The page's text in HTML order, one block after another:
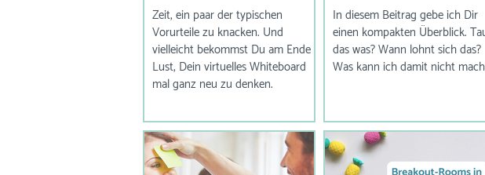
Zeit, ein paar der typischen
Vorurteile zu knacken. Und
vielleicht bekommst Du am Ende
Lust, Dein virtuelles Whiteboard
mal ganz neu zu denken.
Alternativen
In diesem Beitrag gebe ich Dir
einen kompakten Überblick.
das was? Wann lohnt sich das?
Was kann ich damit nicht